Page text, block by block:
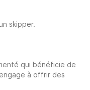
skipper.
qui bénéficie de
à offrir des